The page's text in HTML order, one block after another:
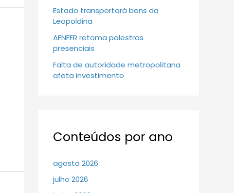
Estado transportará bens da
Leopoldina
AENFER retoma palestras
presenciais
Falta de autoridade metropolitana
afeta investimento
Conteúdos por ano
agosto 2026
julho 2026